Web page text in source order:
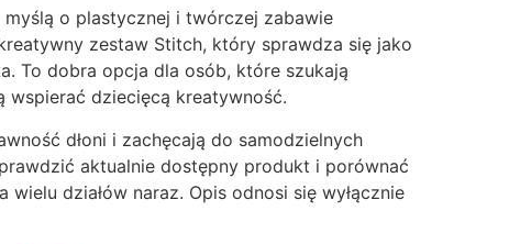
o plastycznej i twórczej zabawie
zestaw Stitch, który sprawdza się jako
To dobra opcja dla osób, które szukają
wspierać dziecięcą kreatywność.
dłoni i zachęcają do samodzielnych
aktualnie dostępny produkt i porównać
działów naraz. Opis odnosi się wyłącznie